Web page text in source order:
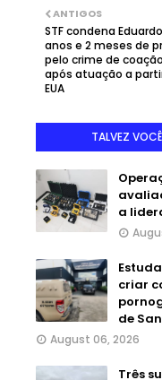
ANTIGOS
STF condena
anos e 2 meses de
pelo crime de coação
após atuação a
EUA
TALVEZ
a
criar
de
August 06, 2026
Três